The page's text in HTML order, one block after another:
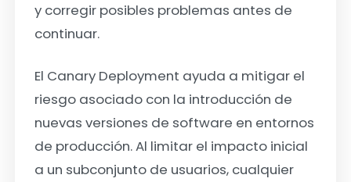
y corregir posibles problemas antes de
continuar.
El Canary Deployment ayuda a mitigar el
riesgo asociado con la introducción de
nuevas versiones de software en entornos
de producción. Al limitar el impacto inicial
a un subconjunto de usuarios, cualquier